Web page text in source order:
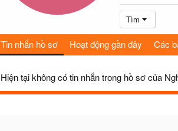
Tìm
Tin nhắn hồ sơ Hoạt động gần đây Các
Hiện tại không có tin nhắn trong hồ sơ của